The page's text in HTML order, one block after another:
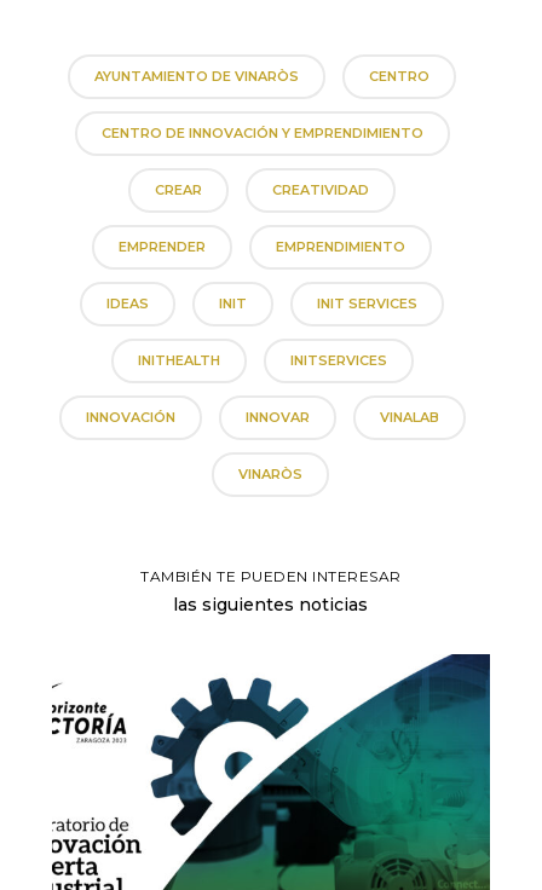
AYUNTAMIENTO DE VINARÒS CENTRO
CENTRO DE INNOVACIÓN Y EMPRENDIMIENTO
CREAR CREATIVIDAD
EMPRENDER EMPRENDIMIENTO
IDEAS INIT INIT SERVICES
INITHEALTH INITSERVICES
INNOVACIÓN INNOVAR VINALAB
VINARÒS
TAMBIÉN TE PUEDEN INTERESAR
las siguientes noticias